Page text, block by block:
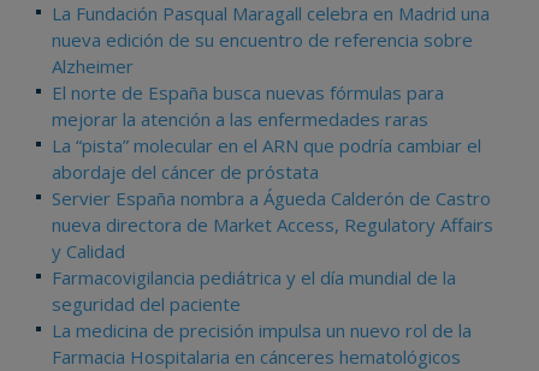
La Fundación Pasqual Maragall celebra en Madrid una
nueva edición de su encuentro de referencia sobre
Alzheimer
El norte de España busca nuevas fórmulas para
mejorar la atención a las enfermedades raras
La “pista” molecular en el ARN que podría cambiar el
abordaje del cáncer de próstata
Servier España nombra a Águeda Calderón de Castro
nueva directora de Market Access, Regulatory Affairs
y Calidad
Farmacovigilancia pediátrica y el día mundial de la
seguridad del paciente
La medicina de precisión impulsa un nuevo rol de la
Farmacia Hospitalaria en cánceres hematológicos